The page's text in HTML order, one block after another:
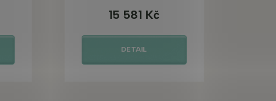
15 581 Kč
DETAIL